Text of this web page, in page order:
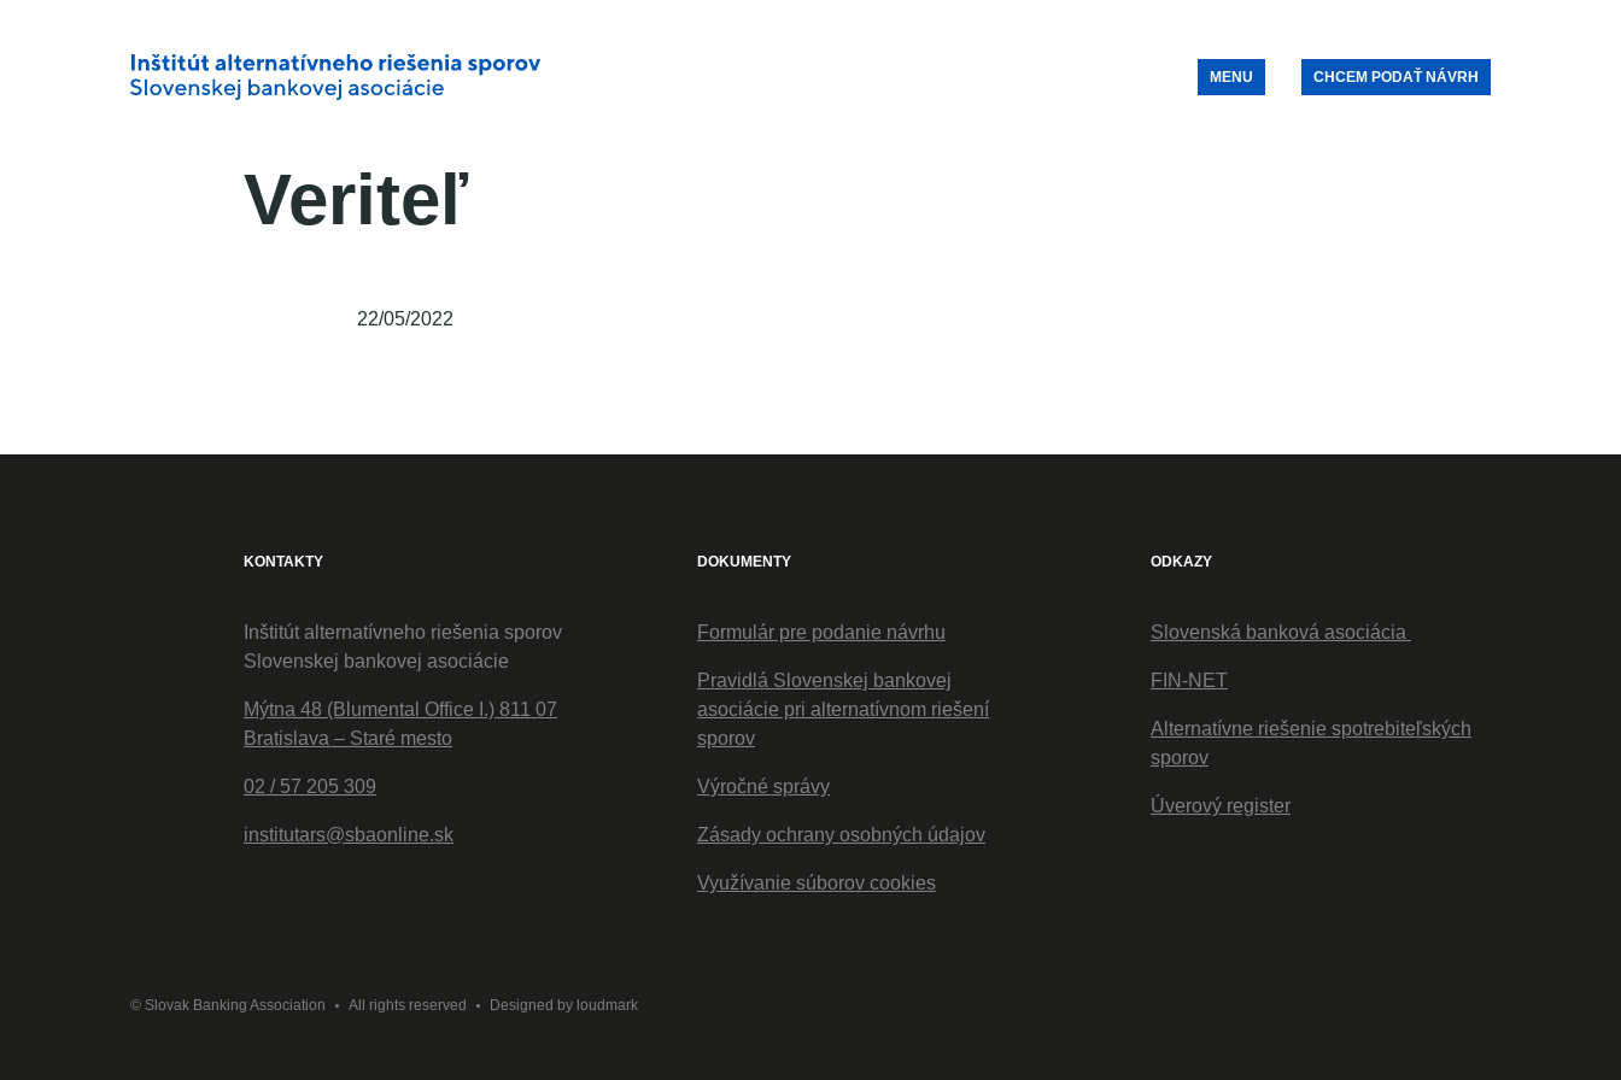
MENU CHCEM PODAŤ NÁVRH
Veriteľ
22/05/2022
KONTAKTY
Inštitút alternatívneho riešenia sporov
Slovenskej bankovej asociácie
Mýtna 48 (Blumental Office I.) 811 07
Bratislava – Staré mesto
02 / 57 205 309
institutars@sbaonline.sk
DOKUMENTY
Formulár pre podanie návrhu
Pravidlá Slovenskej bankovej
asociácie pri alternatívnom riešení
sporov
Výročné správy
Zásady ochrany osobných údajov
Využívanie súborov cookies
ODKAZY
Slovenská banková asociácia
FIN-NET
Alternatívne riešenie spotrebiteľských
sporov
Úverový register
© Slovak Banking Association All rights reserved Designed by loudmark